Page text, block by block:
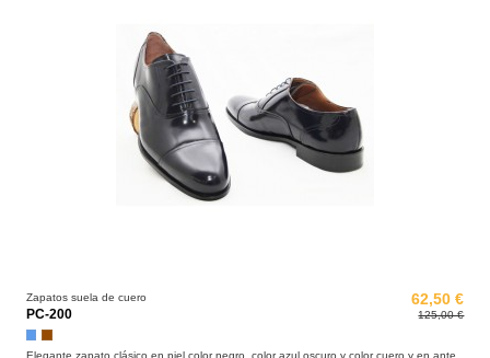
Zapatos suela de cuero
PC-200
AzulMarrón
62,50 €
125,00 €